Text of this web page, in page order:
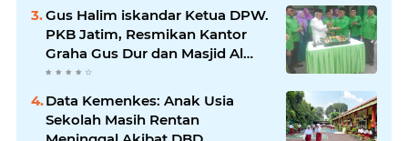
Gus Halim iskandar Ketua DPW.
PKB Jatim, Resmikan Kantor
Graha Gus Dur dan Masjid Al
Iskandariyah, dorong Jadi Pusat
Pelayanan Warga dan Dakwah
Umat.
Data Kemenkes: Anak Usia
Sekolah Masih Rentan